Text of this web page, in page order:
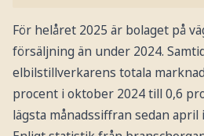
För helåret 2025 är bolaget på
försäljning än under 2024.
elbilstillverkarens totala
procent i oktober 2024 till 0,6
lägsta månadssiffran sedan april